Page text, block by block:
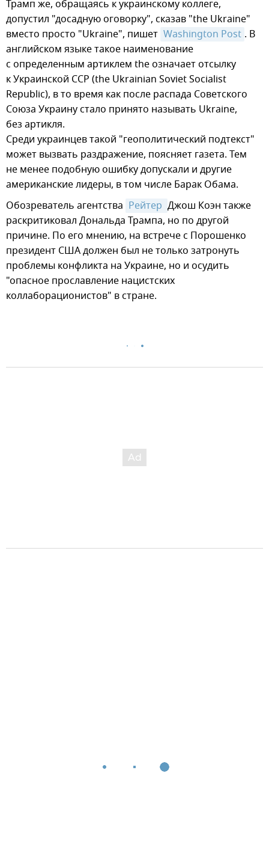
Трамп же, обращаясь к украинскому коллеге,
допустил "досадную оговорку", сказав "the Ukraine"
вместо просто "Ukraine", пишет Washington Post . В
английском языке такое наименование
с определенным артиклем the означает отсылку
к Украинской ССР (the Ukrainian Soviet Socialist
Republic), в то время как после распада Советского
Союза Украину стало принято называть Ukraine,
без артикля.
Среди украинцев такой "геополитический подтекст"
может вызвать раздражение, поясняет газета. Тем
не менее подобную ошибку допускали и другие
американские лидеры, в том числе Барак Обама.
Обозреватель агентства Рейтер Джош Коэн также
раскритиковал Дональда Трампа, но по другой
причине. По его мнению, на встрече с Порошенко
президент США должен был не только затронуть
проблемы конфликта на Украине, но и осудить
"опасное прославление нацистских
коллаборационистов" в стране.